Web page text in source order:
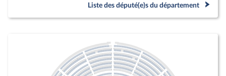
Liste des député(e)s du département